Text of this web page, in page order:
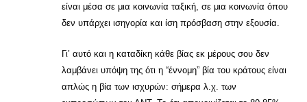
είναι μέσα σε μια κοινωνία ταξική, σε μια κοινωνία όπου
δεν υπάρχει ισηγορία και ίση πρόσβαση στην εξουσία.
Γι’ αυτό και η καταδίκη κάθε βίας εκ μέρους σου δεν
λαμβάνει υπόψη της ότι η “έννομη” βία του κράτους είναι
απλώς η βία των ισχυρών: σήμερα λ.χ. των